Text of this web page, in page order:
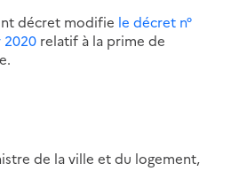
décret modifie le décret n°
2020 relatif à la prime de
de la ville et du logement,